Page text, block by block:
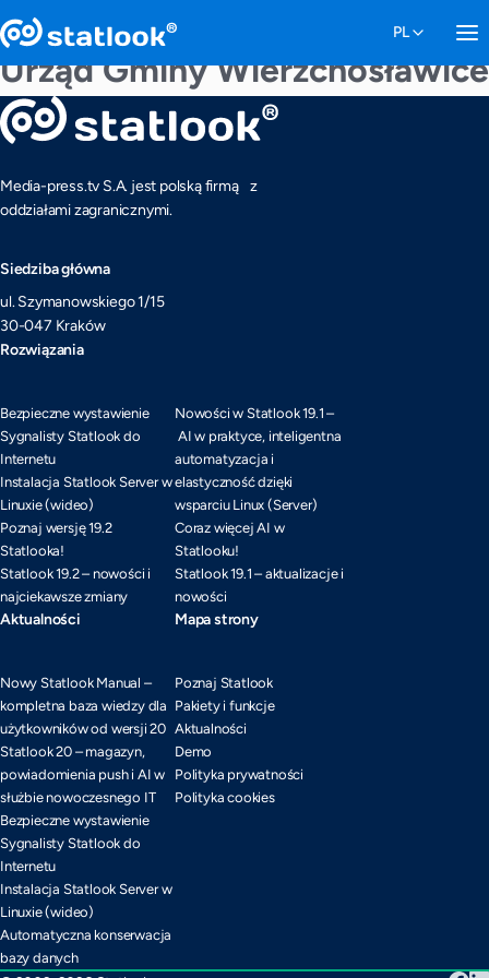
Urząd Gminy Wierzchosławice
Media-press.tv S.A. jest polską firmą z
oddziałami zagranicznymi.
Siedziba główna
ul. Szymanowskiego 1/15
30-047 Kraków
Rozwiązania
Bezpieczne wystawienie
Sygnalisty Statlook do
Internetu
Instalacja Statlook Server w
Linuxie (wideo)
Poznaj wersję 19.2
Statlooka!
Statlook 19.2 – nowości i
najciekawsze zmiany
Nowości w Statlook 19.1 –
AI w praktyce, inteligentna
automatyzacja i
elastyczność dzięki
wsparciu Linux (Server)
Coraz więcej AI w
Statlooku!
Statlook 19.1 – aktualizacje i
nowości
Aktualności
Nowy Statlook Manual –
kompletna baza wiedzy dla
użytkowników od wersji 20
Statlook 20 – magazyn,
powiadomienia push i AI w
służbie nowoczesnego IT
Bezpieczne wystawienie
Sygnalisty Statlook do
Internetu
Instalacja Statlook Server w
Linuxie (wideo)
Automatyczna konserwacja
bazy danych
Mapa strony
Poznaj Statlook
Pakiety i funkcje
Aktualności
Demo
Polityka prywatności
Polityka cookies